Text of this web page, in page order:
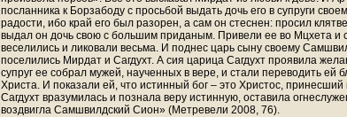
посланника к Борзабоду с просьбой выдать дочь его в супруги
радости, ибо край его был разорен, а сам он стеснен: просил
выдал он дочь свою с большим приданым. Привели ее во Мцхета и
веселились и ликовали весьма. И поднес царь сыну своему
поселились Мирдат и Сагдухт. А сия царица Сагдухт проявила
супруг ее собрал мужей, наученных в вере, и стали переводить ей
Христа. И показали ей, что истинный бог – это Христос,
Сагдухт вразумилась и познала веру истинную, оставила
воздвигла Самшвилдский Сион» (Метревели 2008, 76).